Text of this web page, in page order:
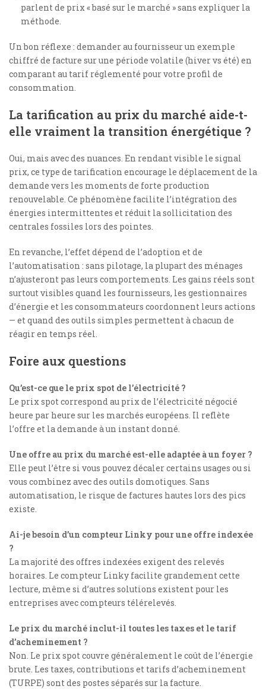
parlent de prix « basé sur le marché » sans expliquer la
méthode.
Un bon réflexe : demander au fournisseur un exemple
chiffré de facture sur une période volatile (hiver vs été) en
comparant au tarif réglementé pour votre profil de
consommation.
La tarification au prix du marché aide-t-
elle vraiment la transition énergétique ?
Oui, mais avec des nuances. En rendant visible le signal
prix, ce type de tarification encourage le déplacement de la
demande vers les moments de forte production
renouvelable. Ce phénomène facilite l’intégration des
énergies intermittentes et réduit la sollicitation des
centrales fossiles lors des pointes.
En revanche, l’effet dépend de l’adoption et de
l’automatisation : sans pilotage, la plupart des ménages
n’ajusteront pas leurs comportements. Les gains réels sont
surtout visibles quand les fournisseurs, les gestionnaires
d’énergie et les consommateurs coordonnent leurs actions
— et quand des outils simples permettent à chacun de
réagir en temps réel.
Foire aux questions
Qu’est-ce que le prix spot de l’électricité ?
Le prix spot correspond au prix de l’électricité négocié
heure par heure sur les marchés européens. Il reflète
l’offre et la demande à un instant donné.
Une offre au prix du marché est-elle adaptée à un foyer ?
Elle peut l’être si vous pouvez décaler certains usages ou si
vous combinez avec des outils domotiques. Sans
automatisation, le risque de factures hautes lors des pics
existe.
Ai-je besoin d’un compteur Linky pour une offre indexée
?
La majorité des offres indexées exigent des relevés
horaires. Le compteur Linky facilite grandement cette
lecture, même si d’autres solutions existent pour les
entreprises avec compteurs télérelevés.
Le prix du marché inclut-il toutes les taxes et le tarif
d’acheminement ?
Non. Le prix spot couvre généralement le coût de l’énergie
brute. Les taxes, contributions et tarifs d’acheminement
(TURPE) sont des postes séparés sur la facture.